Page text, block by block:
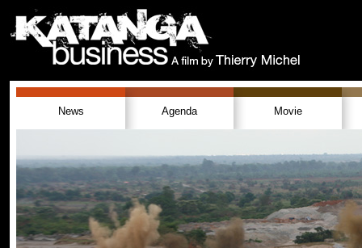
News Agenda Movie